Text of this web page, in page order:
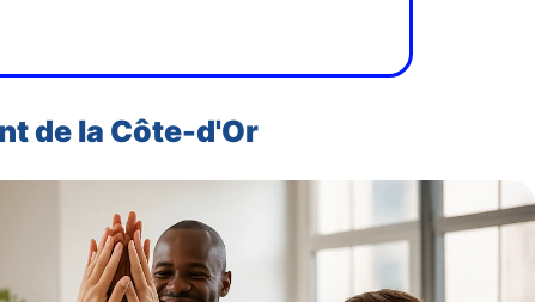
de la Côte-d'Or